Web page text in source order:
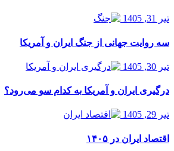
تیر 31, 1405
سه روایت جهانی از جنگ ایران و آمریکا
تیر 30, 1405
درگیری ایران و آمریکا به کدام سو می‌رود؟
تیر 29, 1405
اقتصاد ایران در ۱۴۰۵